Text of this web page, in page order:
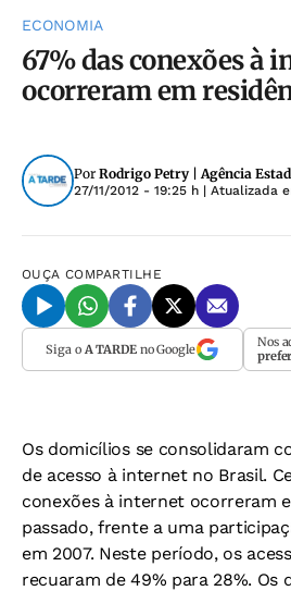
ECONOMIA
67% das conexões à
ocorreram em
Por Rodrigo Petry | Agência
27/11/2012 - 19:25 h | Atualizada
OUÇA COMPARTILHE
Siga o A TARDEno Google Nos
Os domicílios se consolidaram
de acesso à internet no Brasil.
conexões à internet ocorreram
passado, frente a uma
em 2007. Neste período, os
recuaram de 49% para 28%. Os